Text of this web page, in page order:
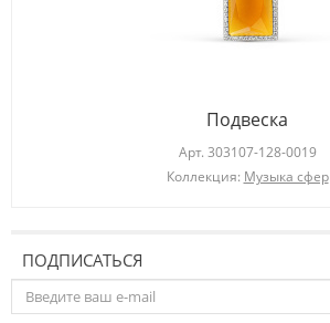
Подвеска
Арт. 303107-128-0019
Коллекция: Музыка сфер
ПОДПИСАТЬСЯ